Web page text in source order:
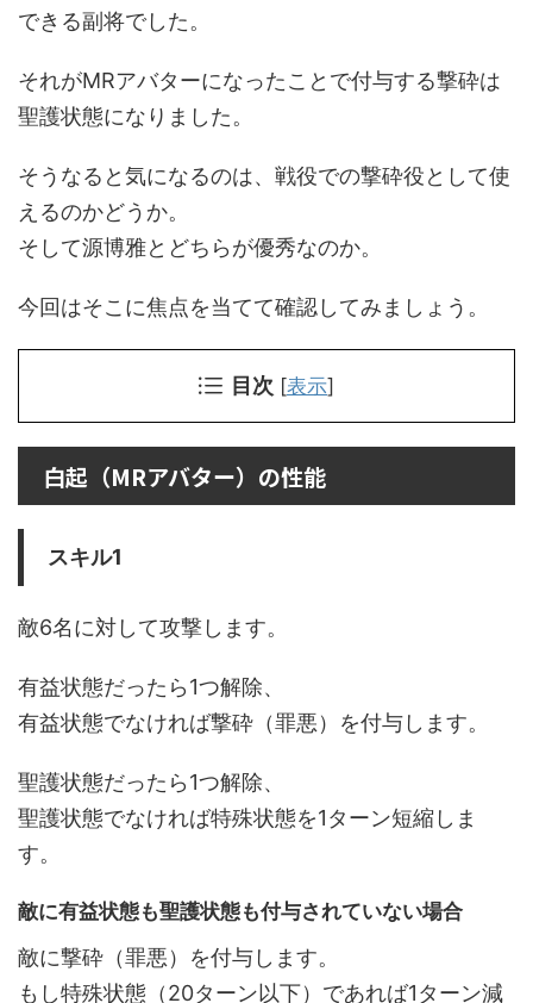
できる副将でした。
それがMRアバターになったことで付与する撃砕は
聖護状態になりました。
そうなると気になるのは、戦役での撃砕役として使
えるのかどうか。
そして源博雅とどちらが優秀なのか。
今回はそこに焦点を当てて確認してみましょう。
目次 [表示]
白起（MRアバター）の性能
スキル1
敵6名に対して攻撃します。
有益状態だったら1つ解除、
有益状態でなければ撃砕（罪悪）を付与します。
聖護状態だったら1つ解除、
聖護状態でなければ特殊状態を1ターン短縮しま
す。
敵に有益状態も聖護状態も付与されていない場合
敵に撃砕（罪悪）を付与します。
もし特殊状態（20ターン以下）であれば1ターン減